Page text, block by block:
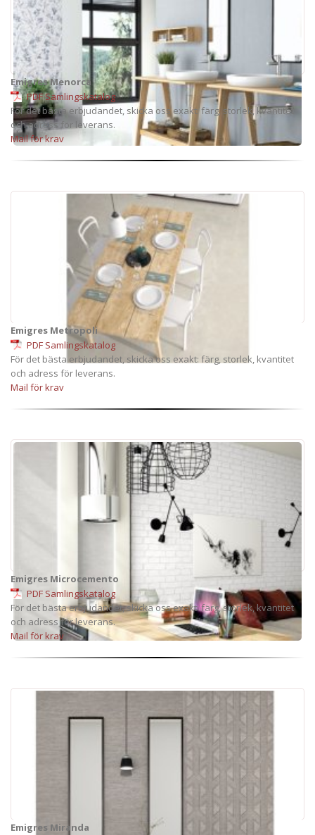
Emigres Menorca
PDF Samlingskatalog
För det bästa erbjudandet, skicka oss exakt: färg, storlek, kvantitet
och adress för leverans.
Mail för krav
Emigres Metropoli
PDF Samlingskatalog
För det bästa erbjudandet, skicka oss exakt: färg, storlek, kvantitet
och adress för leverans.
Mail för krav
Emigres Microcemento
PDF Samlingskatalog
För det bästa erbjudandet, skicka oss exakt: färg, storlek, kvantitet
och adress för leverans.
Mail för krav
Emigres Miranda